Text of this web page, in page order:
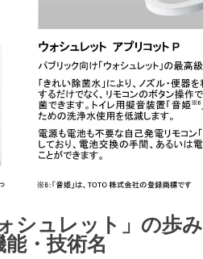
シュレット」の歩み
・技術名